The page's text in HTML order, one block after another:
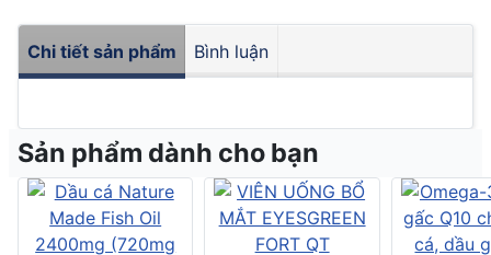
Chi tiết sản phẩm Bình luận
Sản phẩm dành cho bạn